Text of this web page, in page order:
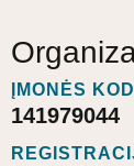
ĮMONĖS
141979044